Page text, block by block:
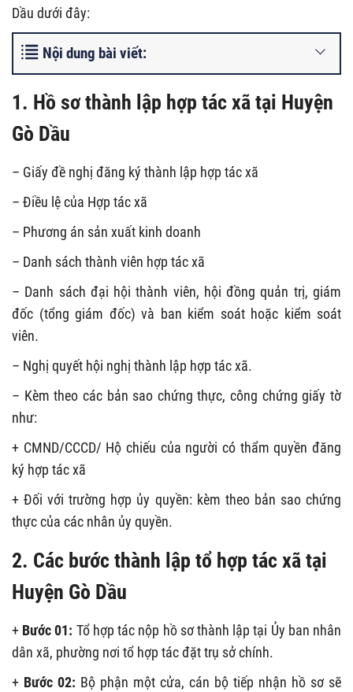
Dầu dưới đây:
Nội dung bài viết:
1. Hồ sơ thành lập hợp tác xã tại Huyện
Gò Dầu
– Giấy đề nghị đăng ký thành lập hợp tác xã
– Điều lệ của Hợp tác xã
– Phương án sản xuất kinh doanh
– Danh sách thành viên hợp tác xã
– Danh sách đại hội thành viên, hội đồng quản trị, giám
đốc (tổng giám đốc) và ban kiểm soát hoặc kiểm soát
viên.
– Nghị quyết hội nghị thành lập hợp tác xã.
– Kèm theo các bản sao chứng thực, công chứng giấy tờ
như:
+ CMND/CCCD/ Hộ chiếu của người có thẩm quyền đăng
ký hợp tác xã
+ Đối với trường hợp ủy quyền: kèm theo bản sao chứng
thực của các nhân ủy quyền.
2. Các bước thành lập tổ hợp tác xã tại
Huyện Gò Dầu
+ Bước 01: Tổ hợp tác nộp hồ sơ thành lập tại Ủy ban nhân
dân xã, phường nơi tổ hợp tác đặt trụ sở chính.
+ Bước 02: Bộ phận một cửa, cán bộ tiếp nhận hồ sơ sẽ